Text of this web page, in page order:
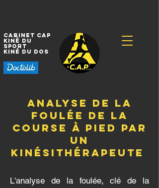
Cabinet CAP
Kiné du
sport
Kiné du dos
Analyse de la
foulée de la
course à pied par
un
kinésithérapeute
L'analyse de la foulée, clé de la